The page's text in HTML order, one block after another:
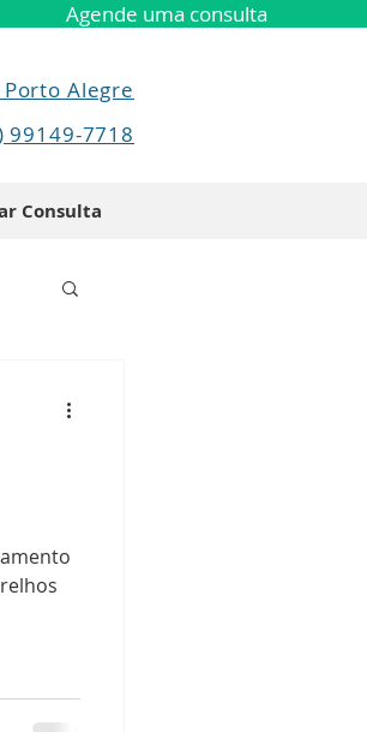
Agende uma consulta
Alegre
99149-7718
Consulta